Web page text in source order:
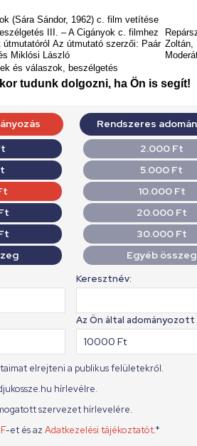
(Sára Sándor, 1962) c. film vetítése
III. – A Cigányok c. filmhez
útmutatóról Az útmutató szerzői: Paár
Miklósi László
Zoltán,
és válaszok, beszélgetés
tudunk dolgozni, ha Ön is segít!